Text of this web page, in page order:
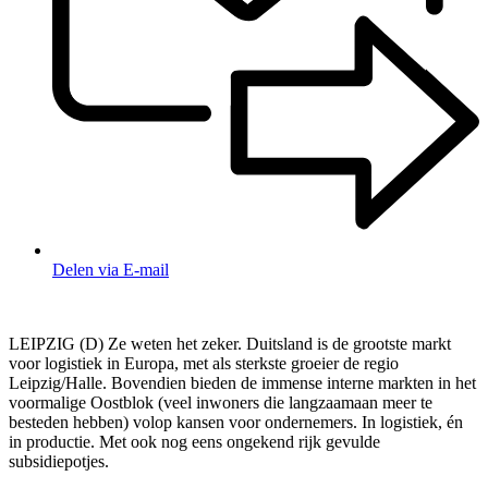
Delen via E-mail
LEIPZIG (D) Ze weten het zeker. Duitsland is de grootste markt
voor logistiek in Europa, met als sterkste groeier de regio
Leipzig/Halle. Bovendien bieden de immense interne markten in het
voormalige Oostblok (veel inwoners die langzaamaan meer te
besteden hebben) volop kansen voor ondernemers. In logistiek, én
in productie. Met ook nog eens ongekend rijk gevulde
subsidiepotjes.